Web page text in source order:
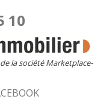
10
la société Marketplace-